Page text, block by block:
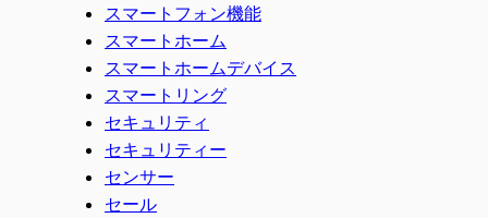
スマートフォン機能
スマートホーム
スマートホームデバイス
スマートリング
セキュリティ
セキュリティー
センサー
セール